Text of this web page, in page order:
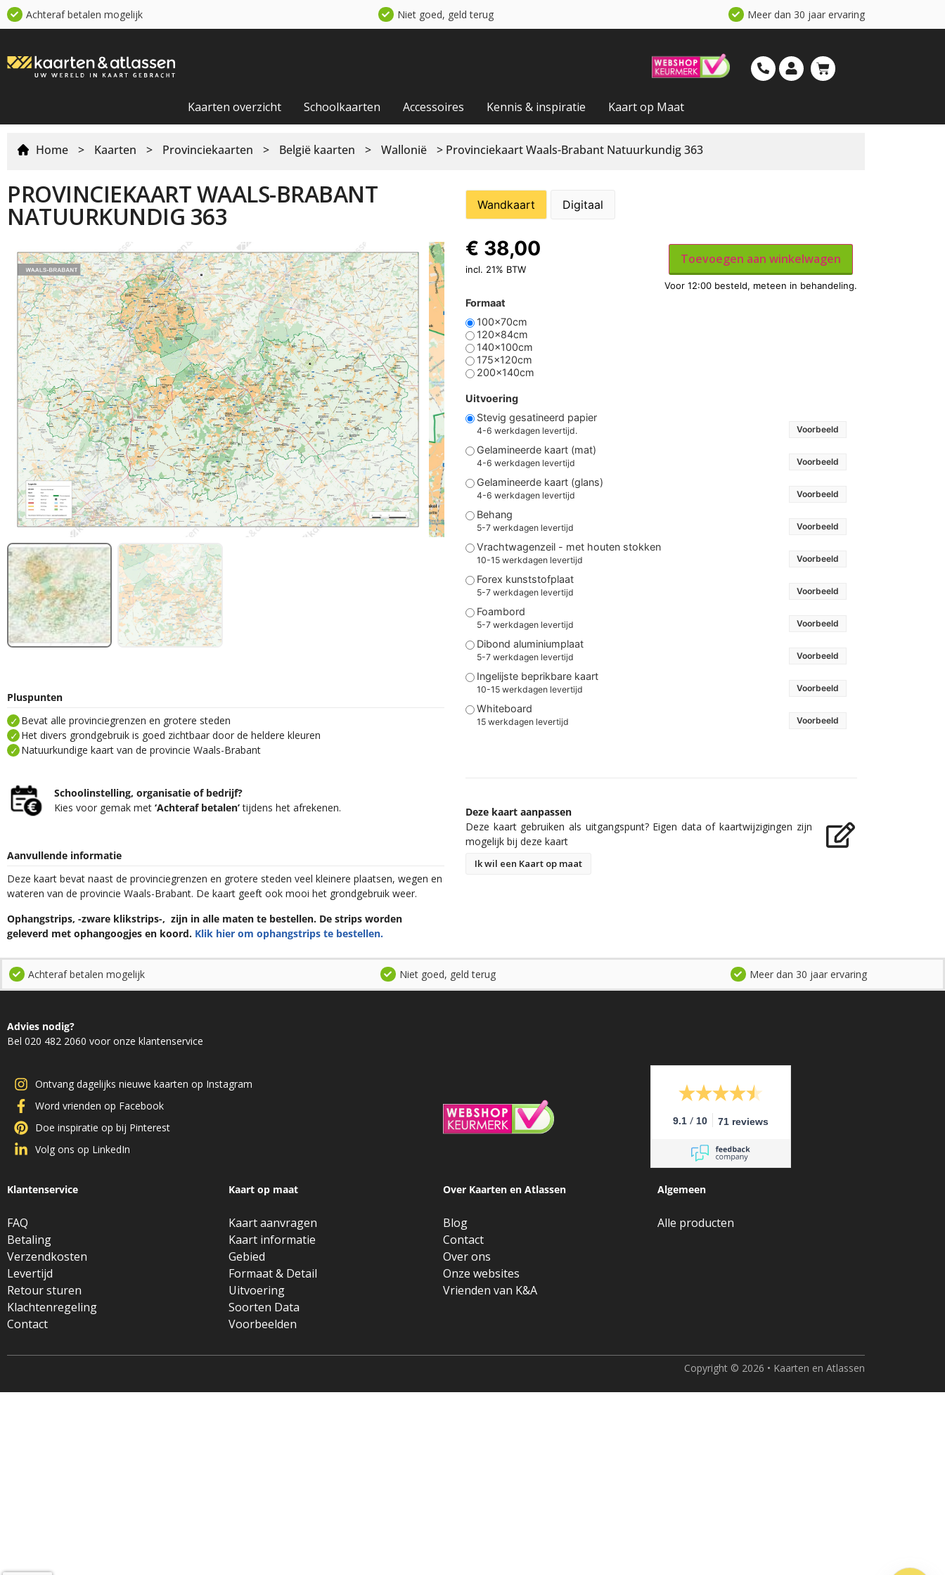
Achteraf betalen mogelijk Niet goed, geld terug Meer dan 30 jaar ervaring
Kaarten overzicht Schoolkaarten Accessoires Kennis & inspiratie Kaart op Maat
Home > Kaarten > Provinciekaarten > België kaarten > Wallonië > Provinciekaart Waals-Brabant Natuurkundig 363
PROVINCIEKAART WAALS-BRABANT
NATUURKUNDIG 363
Pluspunten
Bevat alle provinciegrenzen en grotere steden
Het divers grondgebruik is goed zichtbaar door de heldere kleuren
Natuurkundige kaart van de provincie Waals-Brabant
Schoolinstelling, organisatie of bedrijf?
Kies voor gemak met‘Achteraf betalen’tijdens het afrekenen.
Aanvullende informatie
Deze kaart bevat naast de provinciegrenzen en grotere steden veel kleinere plaatsen, wegen en
wateren van de provincie Waals-Brabant. De kaart geeft ook mooi het grondgebruik weer.
Ophangstrips, -zware klikstrips-, zijn in alle maten te bestellen. De strips worden
geleverd met ophangoogjes en koord. Klik hier om ophangstrips te bestellen.
Wandkaart Digitaal
Formaat
100x70cm
120x84cm
140x100cm
175x120cm
200x140cm
Uitvoering
Stevig gesatineerd papier
4-6 werkdagen levertijd. Voorbeeld
Gelamineerde kaart (mat)
4-6 werkdagen levertijd Voorbeeld
Gelamineerde kaart (glans)
4-6 werkdagen levertijd Voorbeeld
Behang
5-7 werkdagen levertijd Voorbeeld
Vrachtwagenzeil - met houten stokken
10-15 werkdagen levertijd Voorbeeld
Forex kunststofplaat
5-7 werkdagen levertijd Voorbeeld
Foambord
5-7 werkdagen levertijd Voorbeeld
Dibond aluminiumplaat
5-7 werkdagen levertijd Voorbeeld
Ingelijste beprikbare kaart
10-15 werkdagen levertijd Voorbeeld
Whiteboard
15 werkdagen levertijd Voorbeeld
€ 38,00
incl. 21% BTW
Toevoegen aan winkelwagen
Deze kaart aanpassen
Deze kaart gebruiken als uitgangspunt? Eigen data of kaartwijzigingen zijn
mogelijk bij deze kaart
Ik wil een Kaart op maat
Achteraf betalen mogelijk Niet goed, geld terug Meer dan 30 jaar ervaring
Advies nodig?
Bel 020 482 2060 voor onze klantenservice
Ontvang dagelijks nieuwe kaarten op Instagram
Word vrienden op Facebook
Doe inspiratie op bij Pinterest
Volg ons op LinkedIn
9.1 / 10 71 reviews
Klantenservice
FAQ
Betaling
Verzendkosten
Levertijd
Retour sturen
Klachtenregeling
Contact
Kaart op maat
Kaart aanvragen
Kaart informatie
Gebied
Formaat & Detail
Uitvoering
Soorten Data
Voorbeelden
Over Kaarten en Atlassen
Blog
Contact
Over ons
Onze websites
Vrienden van K&A
Algemeen
Alle producten
Copyright © 2026 • Kaarten en Atlassen